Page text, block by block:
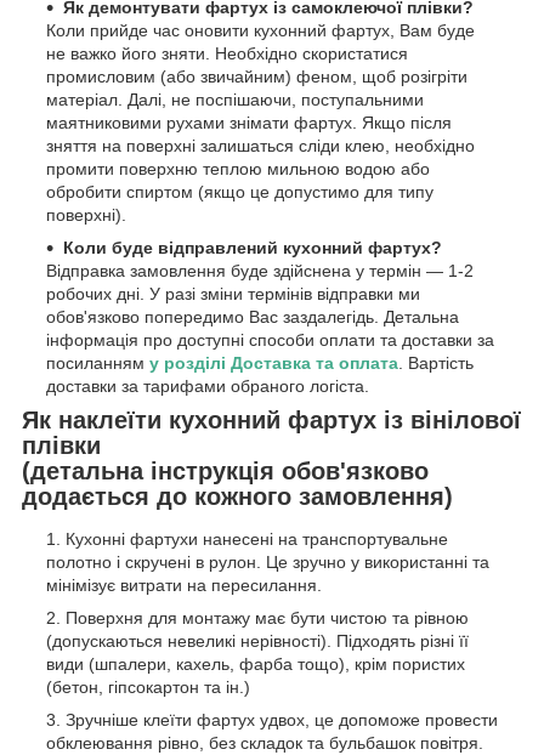
Як демонтувати фартух із самоклеючої плівки?
Коли прийде час оновити кухонний фартух, Вам буде
не важко його зняти. Необхідно скористатися
промисловим (або звичайним) феном, щоб розігріти
матеріал. Далі, не поспішаючи, поступальними
маятниковими рухами знімати фартух. Якщо після
зняття на поверхні залишаться сліди клею, необхідно
промити поверхню теплою мильною водою або
обробити спиртом (якщо це допустимо для типу
поверхні).
Коли буде відправлений кухонний фартух?
Відправка замовлення буде здійснена у термін — 1-2
робочих дні. У разі зміни термінів відправки ми
обов'язково попередимо Вас заздалегідь. Детальна
інформація про доступні способи оплати та доставки за
посиланням у розділі Доставка та оплата . Вартість
доставки за тарифами обраного логіста.
Як наклеїти кухонний фартух із вінілової
плівки
(детальна інструкція обов'язково
додається до кожного замовлення)
Кухонні фартухи нанесені на транспортувальне
полотно і скручені в рулон. Це зручно у використанні та
мінімізує витрати на пересилання.
Поверхня для монтажу має бути чистою та рівною
(допускаються невеликі нерівності). Підходять різні її
види (шпалери, кахель, фарба тощо), крім пористих
(бетон, гіпсокартон та ін.)
Зручніше клеїти фартух удвох, це допоможе провести
обклеювання рівно, без складок та бульбашок повітря.